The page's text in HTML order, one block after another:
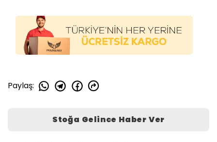
Paylaş:
Stoğa Gelince Haber Ver